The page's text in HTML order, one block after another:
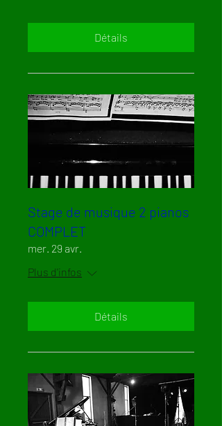
Détails
Stage de musique 2 pianos
COMPLET
mer. 29 avr.
Plus d'infos
Détails